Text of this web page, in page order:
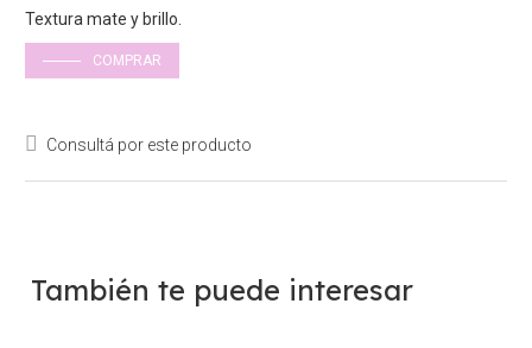
Textura mate y brillo.
COMPRAR
Consultá por este producto
También te puede interesar